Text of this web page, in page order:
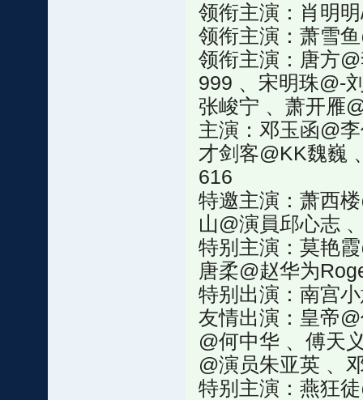
领衔主演：肖明
领衔主演：萧雪
领衔主演：唐方
999 、宋明珠@-
张峻宁 、萧开雁
主演：邓玉函@
才剑客@KK魏巍
616
特邀主演：萧西
山@演員邱心志
特别主演：莫艳
唐柔@赵华为
特别出演：南宫
友情出演：皇帝
@何中华 、傅天
@演员朱亚英 、
特别主演：燕狂